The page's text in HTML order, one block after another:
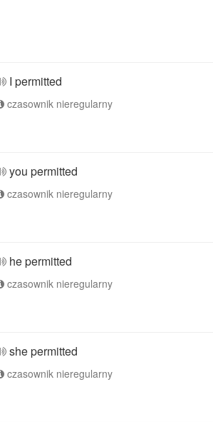
I permitted
czasownik nieregularny
you permitted
czasownik nieregularny
he permitted
czasownik nieregularny
she permitted
czasownik nieregularny